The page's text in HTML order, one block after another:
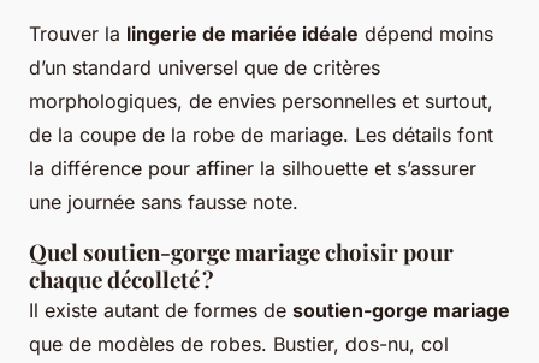
Trouver la lingerie de mariée idéale dépend moins
d’un standard universel que de critères
morphologiques, de envies personnelles et surtout,
de la coupe de la robe de mariage. Les détails font
la différence pour affiner la silhouette et s’assurer
une journée sans fausse note.
Quel soutien-gorge mariage choisir pour
chaque décolleté ?
Il existe autant de formes de soutien-gorge mariage
que de modèles de robes. Bustier, dos-nu, col